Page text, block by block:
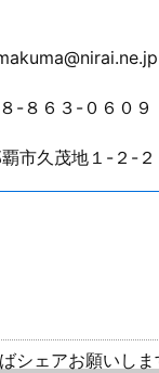
-８６３-０６０９
市久茂地１-２-
シェアお願いしま